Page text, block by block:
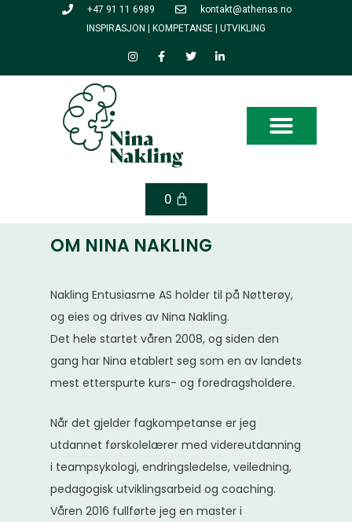
+47 91 11 6989
kontakt@athenas.no
INSPIRASJON | KOMPETANSE | UTVIKLING
I
n
m
F
a
T
w
i
0
OM NINA NAKLING
Nakling Entusiasme AS holder til på Nøtterøy,
og eies og drives av Nina Nakling.
Det hele startet våren 2008, og siden den
gang har Nina etablert seg som en av landets
mest etterspurte kurs- og foredragsholdere.
Når det gjelder fagkompetanse er jeg
utdannet førskolelærer med videreutdanning
i teampsykologi, endringsledelse, veiledning,
pedagogisk utviklingsarbeid og coaching.
Våren 2016 fullførte jeg en master i